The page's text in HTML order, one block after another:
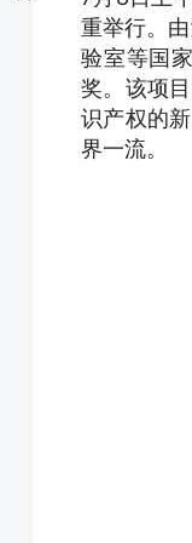
重举行。
验室等国
奖。该项
识产权的
界一流。